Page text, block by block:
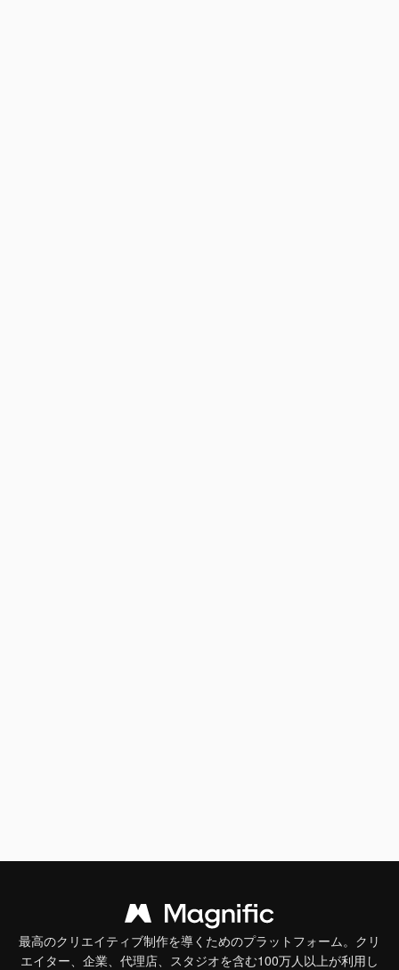
最高のクリエイティブ制作を導くためのプラットフォーム。クリ
エイター、企業、代理店、スタジオを含む100万人以上が利用し